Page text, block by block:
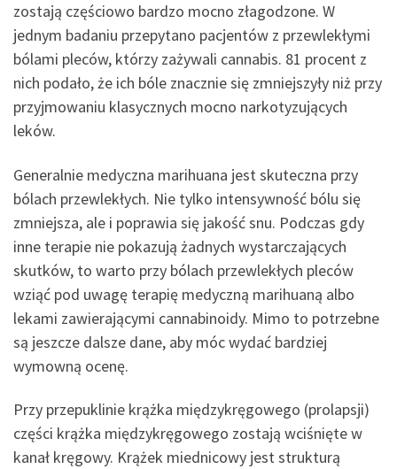
zostają częściowo bardzo mocno złagodzone. W
jednym badaniu przepytano pacjentów z przewlekłymi
bólami pleców, którzy zażywali cannabis. 81 procent z
nich podało, że ich bóle znacznie się zmniejszyły niż przy
przyjmowaniu klasycznych mocno narkotyzujących
leków.
Generalnie medyczna marihuana jest skuteczna przy
bólach przewlekłych. Nie tylko intensywność bólu się
zmniejsza, ale i poprawia się jakość snu. Podczas gdy
inne terapie nie pokazują żadnych wystarczających
skutków, to warto przy bólach przewlekłych pleców
wziąć pod uwagę terapię medyczną marihuaną albo
lekami zawierającymi cannabinoidy. Mimo to potrzebne
są jeszcze dalsze dane, aby móc wydać bardziej
wymowną ocenę.
Przy przepuklinie krążka międzykręgowego (prolapsji)
części krążka międzykręgowego zostają wciśnięte w
kanał kręgowy. Krążek miednicowy jest strukturą